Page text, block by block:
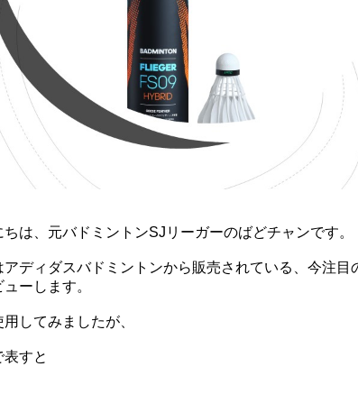
ちは、元バドミントンSJリーガーのばどチャンです。
アディダスバドミントンから販売されている、今注目
ーします。
してみましたが、
すと